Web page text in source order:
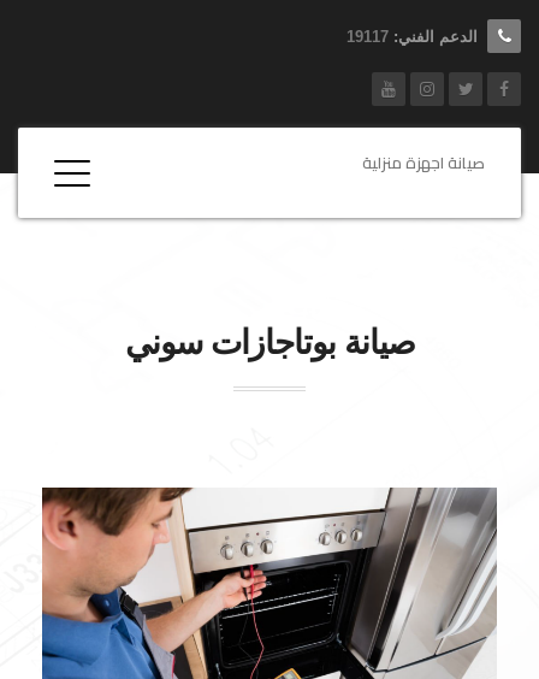
الدعم الفني: 19117
صيانة اجهزة منزلية
صيانة بوتاجازات سوني